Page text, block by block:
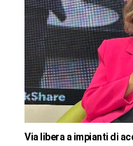
Via libera a impianti di